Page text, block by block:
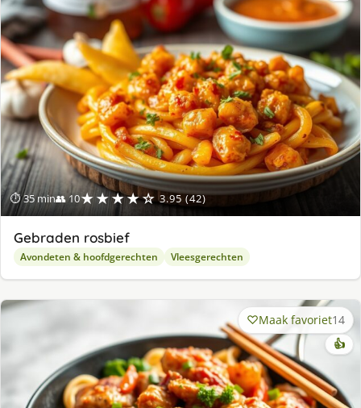
⏱ 35 min👥 10★★★★☆ 3.95 (42)
Gebraden rosbief
Avondeten & hoofdgerechten Vleesgerechten
Maak favoriet14
👍